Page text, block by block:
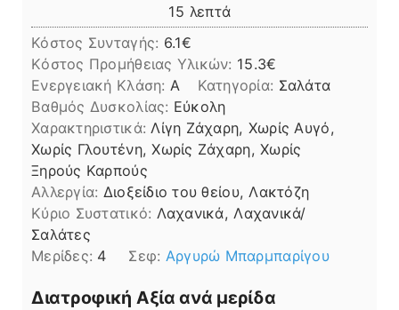
15 λεπτά
λεπτά
Κόστος Συνταγής: 6.1€
Kόστος Προμήθειας Υλικών: 15.3
Ενεργειακή Κλάση: A Κατηγορία: Σαλάτα
Βαθμός Δυσκολίας: Εύκολη
Χαρακτηριστικά: Λίγη Ζάχαρη, Χωρίς Αυγό,
Χωρίς Γλουτένη, Χωρίς Ζάχαρη, Χωρίς
Ξηρούς Καρπούς
Αλλεργία: Διοξείδιο του θείου, Λακτόζη
Kύριο Συστατικό: Λαχανικά, Λαχανικά/
Σαλάτες
Μερίδες: 4 Σεφ: Αργυρώ Μπαρμπαρίγου
Διατροφική Αξία ανά μερίδα